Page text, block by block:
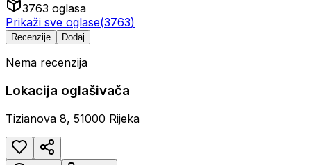
3763 oglasa
Prikaži sve oglase(3763)
Recenzije Dodaj
Nema recenzija
Lokacija oglašivača
Tizianova 8, 51000 Rijeka